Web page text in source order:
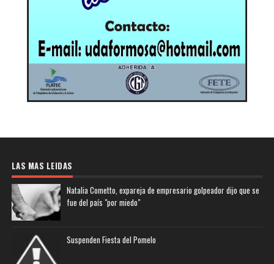
LAS MAS LEIDAS
Natalia Cometto, expareja de empresario golpeador dijo que se
fue del país "por miedo"
Suspenden Fiesta del Pomelo